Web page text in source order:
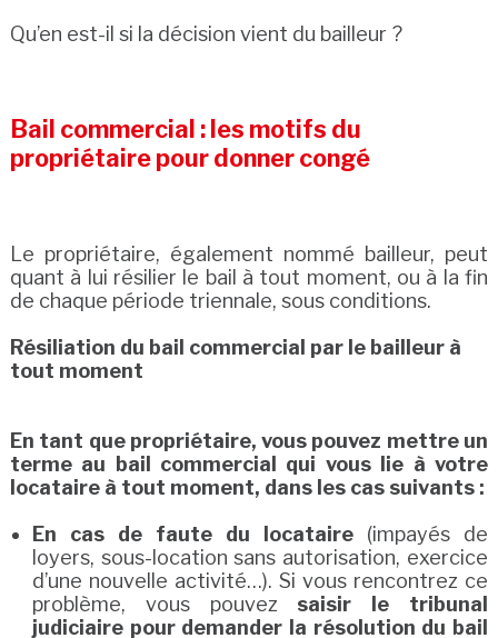
Qu’en est-il si la décision vient du bailleur ?
Bail commercial : les motifs du
propriétaire pour donner congé
Le propriétaire, également nommé bailleur, peut
quant à lui résilier le bail à tout moment, ou à la fin
de chaque période triennale, sous conditions.
Résiliation du bail commercial par le bailleur à
tout moment
En tant que propriétaire, vous pouvez mettre un
terme au bail commercial qui vous lie à votre
locataire à tout moment, dans les cas suivants :
En cas de faute du locataire (impayés de
loyers, sous-location sans autorisation, exercice
d’une nouvelle activité…). Si vous rencontrez ce
problème, vous pouvez saisir le tribunal
judiciaire pour demander la résolution du bail